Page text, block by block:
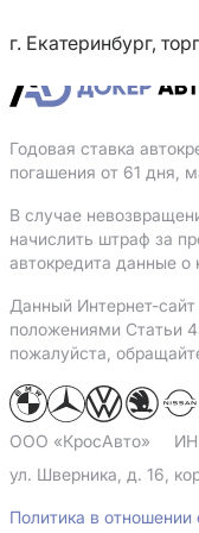
г. Екатеринбург,
Годовая ставка
погашения от 61 дня,
В случае
начислить штраф за
автокредита данные о
Данный Интернет-
положениями Статьи
пожалуйста,
ООО «КросАвто»
ул. Шверника, д. 16,
Политика в